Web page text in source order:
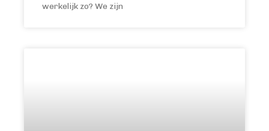
werkelijk zo? We zijn